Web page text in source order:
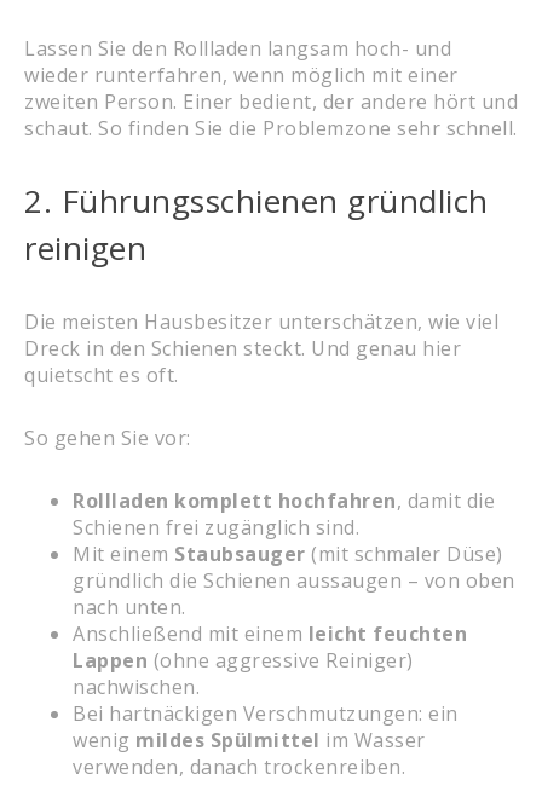
Lassen Sie den Rollladen langsam hoch- und
wieder runterfahren, wenn möglich mit einer
zweiten Person. Einer bedient, der andere hört und
schaut. So finden Sie die Problemzone sehr schnell.
2. Führungsschienen gründlich
reinigen
Die meisten Hausbesitzer unterschätzen, wie viel
Dreck in den Schienen steckt. Und genau hier
quietscht es oft.
So gehen Sie vor:
Rollladen komplett hochfahren, damit die
Schienen frei zugänglich sind.
Mit einem Staubsauger (mit schmaler Düse)
gründlich die Schienen aussaugen – von oben
nach unten.
Anschließend mit einem leicht feuchten
Lappen (ohne aggressive Reiniger)
nachwischen.
Bei hartnäckigen Verschmutzungen: ein
wenig mildes Spülmittel im Wasser
verwenden, danach trockenreiben.